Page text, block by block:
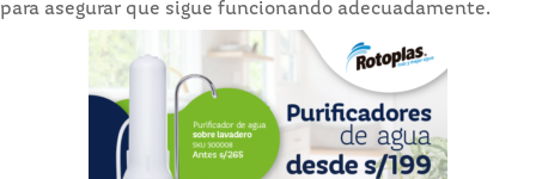
para asegurar que sigue funcionando adecuadamente.